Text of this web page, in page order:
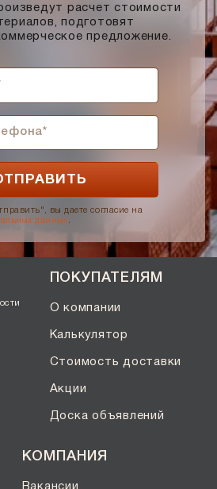
расчет стоимости
подготовят
предложение.
вы даете согласие на
данных .
ПОКУПАТЕЛЯМ
О компании
Калькулятор
Стоимость доставки
Акции
Доска объявлений
КОМПАНИЯ
Вакансии